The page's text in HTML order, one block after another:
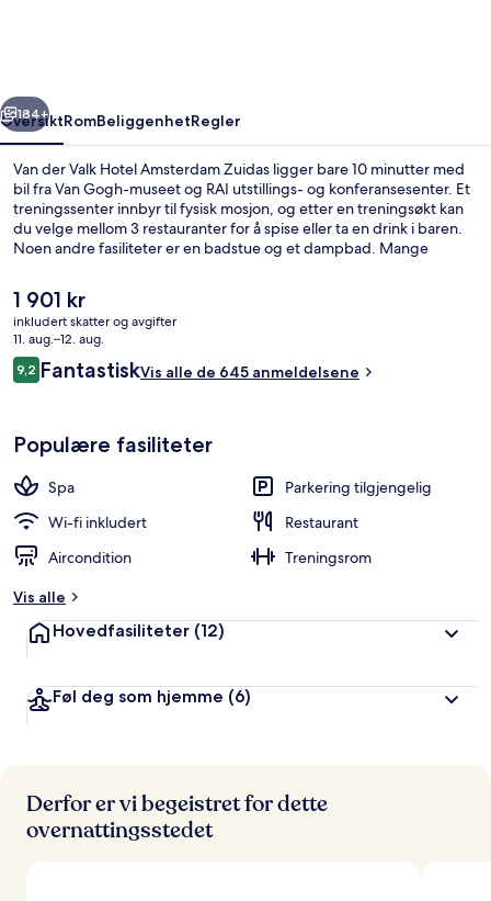
Neste
184+
OversiktRomBeliggenhetRegler
Van der Valk Hotel Amsterdam Zuidas ligger bare 10 minutter med
bil fra Van Gogh-museet og RAI utstillings- og konferansesenter. Et
treningssenter innbyr til fysisk mosjon, og etter en treningsøkt kan
du velge mellom 3 restauranter for å spise eller ta en drink i baren.
Noen andre fasiliteter er en badstue og et dampbad. Mange
kollektivtransport: Det tar 2 minutter å gå til Drentepark
trikkeholdeplass og 12 minutter å gå til Europaplein T-banestasjon.
Den
nåværende
prisen
er
1 901 kr
1 901 kr
inkludert skatter og avgifter
11. aug.–12. aug.
Anmeldelser
9,29,2 av 10 –
FantastiskVis alle de 645 anmeldelsene
Populære fasiliteter
Spa
Parkering tilgjengelig
Wi-fi inkludert
Restaurant
Aircondition
Treningsrom
Vis alle
Hovedfasiliteter (12)
Føl deg som hjemme (6)
Derfor er vi begeistret for dette
overnattingsstedet